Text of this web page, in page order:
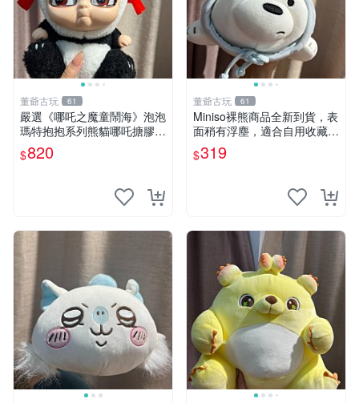
董爺古玩 61
嚴選《哪吒之魔童鬧海》泡泡
瑪特抱抱系列熊貓哪吒搪膠臉
毛絨， STATE：如圖顯示 哪
吒 毛絨公仔 泡泡瑪特
$820
董爺古玩 61
Miniso裸熊商品全新到貨，表
面稍有浮塵，適合自用收藏嚴
選款。 裸熊 商品 裸熊玩偶
$319